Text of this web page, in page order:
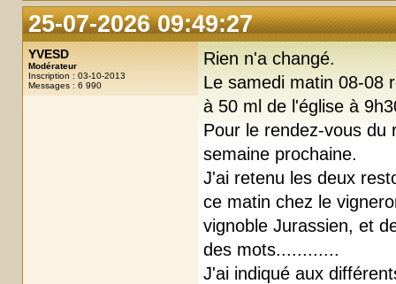
25-07-2026 09:49:27
YVESD
Modérateur
Inscription : 03-10-2013
Messages : 6 990
Rien n'a changé.
Le samedi matin 08-08
à 50 ml de l'église à
Pour le rendez-vous du
semaine prochaine.
J'ai retenu les deux
ce matin chez le
vignoble Jurassien, et
des mots............
J'ai indiqué aux